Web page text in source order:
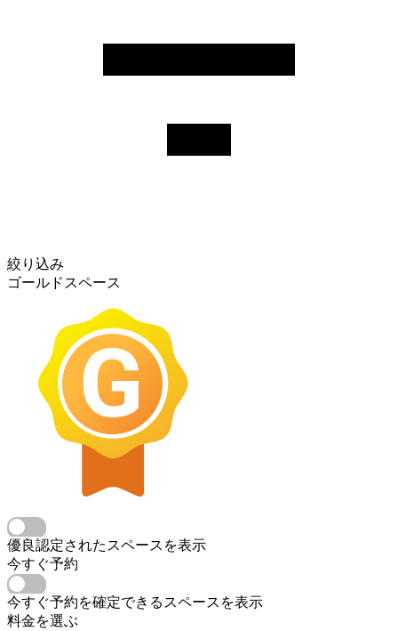
絞り込み
ゴールドスペース
優良認定されたスペースを表示
今すぐ予約
今すぐ予約を確定できるスペースを表示
料金を選ぶ